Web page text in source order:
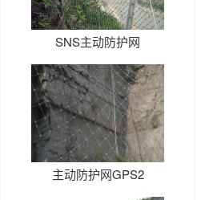
SNS主动防护网
主动防护网GPS2